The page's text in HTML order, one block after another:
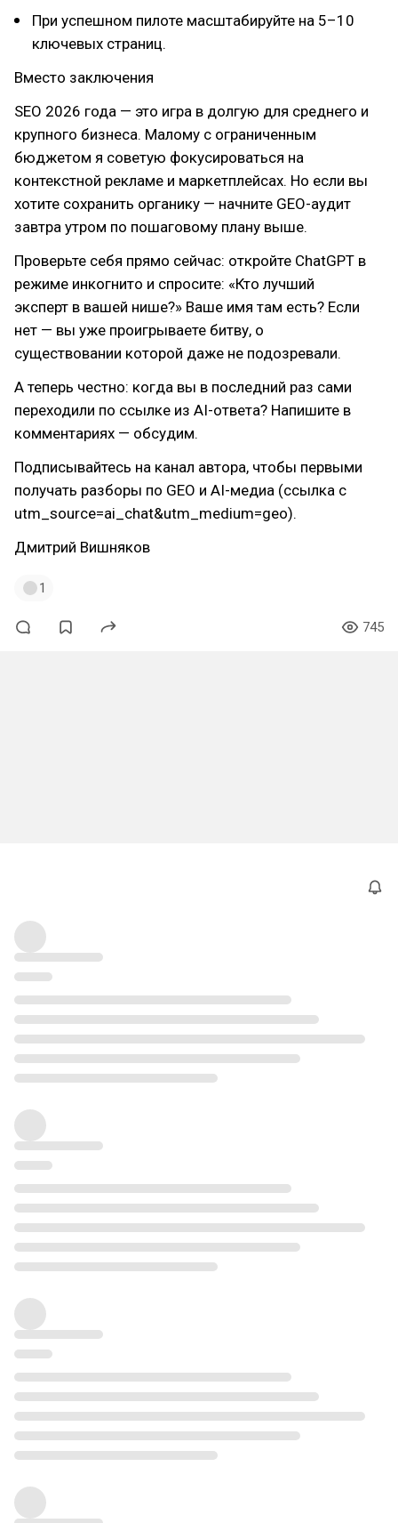
При успешном пилоте масштабируйте на 5–10
ключевых страниц.
Вместо заключения
SEO 2026 года — это игра в долгую для среднего и
крупного бизнеса. Малому с ограниченным
бюджетом я советую фокусироваться на
контекстной рекламе и маркетплейсах. Но если вы
хотите сохранить органику — начните GEO-аудит
завтра утром по пошаговому плану выше.
Проверьте себя прямо сейчас: откройте ChatGPT в
режиме инкогнито и спросите: «Кто лучший
эксперт в вашей нише?» Ваше имя там есть? Если
нет — вы уже проигрываете битву, о
существовании которой даже не подозревали.
А теперь честно: когда вы в последний раз сами
переходили по ссылке из AI-ответа? Напишите в
комментариях — обсудим.
Подписывайтесь на канал автора, чтобы первыми
получать разборы по GEO и AI-медиа (ссылка с
utm_source=ai_chat&utm_medium=geo).
Дмитрий Вишняков
1
745